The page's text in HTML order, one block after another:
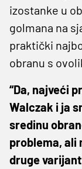
izostanke u
golmana na
praktički
obranu s
“Da, najveći
Walczak i ja
sredinu
problema, ali
druge